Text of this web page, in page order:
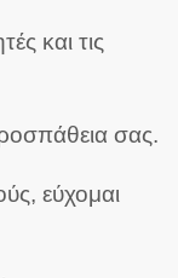
και τις
σας.
εύχομαι